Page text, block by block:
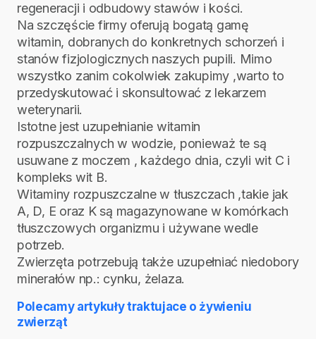
regeneracji i odbudowy stawów i kości.
Na szczęście firmy oferują bogatą gamę
witamin, dobranych do konkretnych schorzeń i
stanów fizjologicznych naszych pupili. Mimo
wszystko zanim cokolwiek zakupimy ,warto to
przedyskutować i skonsultować z lekarzem
weterynarii.
Istotne jest uzupełnianie witamin
rozpuszczalnych w wodzie, ponieważ te są
usuwane z moczem , każdego dnia, czyli wit C i
kompleks wit B.
Witaminy rozpuszczalne w tłuszczach ,takie jak
A, D, E oraz K są magazynowane w komórkach
tłuszczowych organizmu i używane wedle
potrzeb.
Zwierzęta potrzebują także uzupełniać niedobory
minerałów np.: cynku, żelaza.
Polecamy artykuły traktujace o żywieniu
zwierząt